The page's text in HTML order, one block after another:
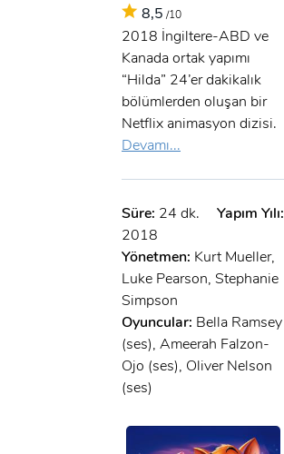
8,5 /10
2018 İngiltere-ABD ve
Kanada ortak yapımı
“Hilda” 24’er dakikalık
bölümlerden oluşan bir
Netflix animasyon dizisi.
Devamı...
Süre: 24 dk.
Yapım Yılı:
2018
Yönetmen: Kurt Mueller,
Luke Pearson, Stephanie
Simpson
Oyuncular: Bella Ramsey
(ses), Ameerah Falzon-
Ojo (ses), Oliver Nelson
(ses)